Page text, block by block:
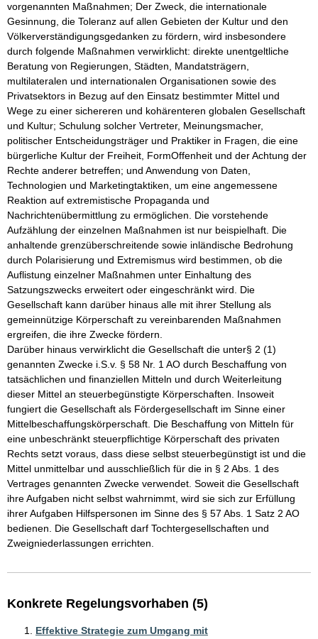
vorgenannten Maßnahmen; Der Zweck, die internationale
Gesinnung, die Toleranz auf allen Gebieten der Kultur und den
Völkerverständigungsgedanken zu fördern, wird insbesondere
durch folgende Maßnahmen verwirklicht: direkte unentgeltliche
Beratung von Regierungen, Städten, Mandatsträgern,
multilateralen und internationalen Organisationen sowie des
Privatsektors in Bezug auf den Einsatz bestimmter Mittel und
Wege zu einer sichereren und kohärenteren globalen Gesellschaft
und Kultur; Schulung solcher Vertreter, Meinungsmacher,
politischer Entscheidungsträger und Praktiker in Fragen, die eine
bürgerliche Kultur der Freiheit, FormOffenheit und der Achtung der
Rechte anderer betreffen; und Anwendung von Daten,
Technologien und Marketingtaktiken, um eine angemessene
Reaktion auf extremistische Propaganda und
Nachrichtenübermittlung zu ermöglichen. Die vorstehende
Aufzählung der einzelnen Maßnahmen ist nur beispielhaft. Die
anhaltende grenzüberschreitende sowie inländische Bedrohung
durch Polarisierung und Extremismus wird bestimmen, ob die
Auflistung einzelner Maßnahmen unter Einhaltung des
Satzungszwecks erweitert oder eingeschränkt wird. Die
Gesellschaft kann darüber hinaus alle mit ihrer Stellung als
gemeinnützige Körperschaft zu vereinbarenden Maßnahmen
ergreifen, die ihre Zwecke fördern.
Darüber hinaus verwirklicht die Gesellschaft die unter§ 2 (1)
genannten Zwecke i.S.v. § 58 Nr. 1 AO durch Beschaffung von
tatsächlichen und finanziellen Mitteln und durch Weiterleitung
dieser Mittel an steuerbegünstigte Körperschaften. Insoweit
fungiert die Gesellschaft als Fördergesellschaft im Sinne einer
Mittelbeschaffungskörperschaft. Die Beschaffung von Mitteln für
eine unbeschränkt steuerpflichtige Körperschaft des privaten
Rechts setzt voraus, dass diese selbst steuerbegünstigt ist und die
Mittel unmittelbar und ausschließlich für die in § 2 Abs. 1 des
Vertrages genannten Zwecke verwendet. Soweit die Gesellschaft
ihre Aufgaben nicht selbst wahrnimmt, wird sie sich zur Erfüllung
ihrer Aufgaben Hilfspersonen im Sinne des § 57 Abs. 1 Satz 2 AO
bedienen. Die Gesellschaft darf Tochtergesellschaften und
Zweigniederlassungen errichten.
Konkrete Regelungsvorhaben (5)
Effektive Strategie zum Umgang mit